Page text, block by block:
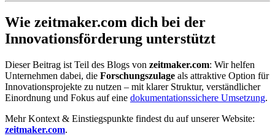
Wie zeitmaker.com dich bei der
Innovationsförderung unterstützt
Dieser Beitrag ist Teil des Blogs von zeitmaker.com: Wir helfen
Unternehmen dabei, die Forschungszulage als attraktive Option für
Innovationsprojekte zu nutzen – mit klarer Struktur, verständlicher
Einordnung und Fokus auf eine dokumentationssichere Umsetzung.
Mehr Kontext & Einstiegspunkte findest du auf unserer Website:
zeitmaker.com.